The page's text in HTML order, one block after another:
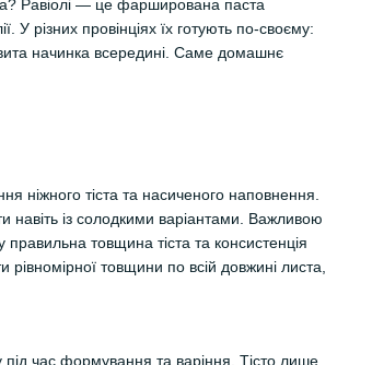
Равіолі — це фарширована паста
У різних провінціях їх готують по-своєму:
начинка всередині. Саме домашнє
ніжного тіста та насиченого наповнення.
навіть із солодкими варіантами. Важливою
товщина тіста та консистенція
рівномірної товщини по всій довжині листа,
час формування та варіння. Тісто лише